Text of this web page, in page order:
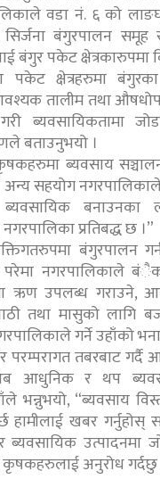
वडा नं. ६ को
बंगुरपालन समूह
बंगुर पकेट क्षेत्रकारुपमा
पकेट क्षेत्रहरुमा
तालीम तथा
ब्यवसायिकतामा
बताउनुभयो ।
ब्यवसाय
सहयोग नगरपालिकाले
बनाउनका
प्रतिबद्ध छ ।”
बंगुरपालन
नगरपालिकाले
ऋण उपलब्ध गराउने,
तथा मासुको लागि
गर्ने उहाँको
परम्परागत तबरबाट गर्दै
आधुनिक र थप
भन्नुभयो, “ब्यवसाय
हामीलाई खबर गर्नुहोस्
ब्यवसायिक उत्पादनमा
कृषकहरुलाई अनुरोध गर्दछु